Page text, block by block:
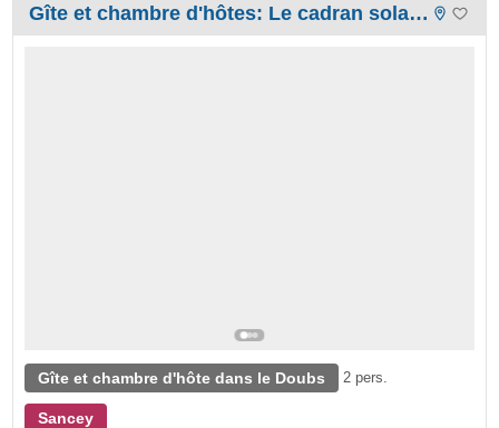
Gîte et chambre d'hôtes: Le cadran solaire 3*, Romance
Gîte et chambre d'hôte dans le Doubs 2 pers.
Sancey